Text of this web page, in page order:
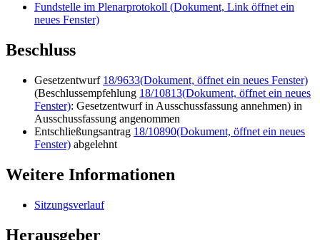
Fundstelle im Plenarprotokoll (Dokument, Link öffnet ein
neues Fenster)
Beschluss
Gesetzentwurf 18/9633(Dokument, öffnet ein neues Fenster)
(Beschlussempfehlung 18/10813(Dokument, öffnet ein neues
Fenster): Gesetzentwurf in Ausschussfassung annehmen) in
Ausschussfassung angenommen
Entschließungsantrag 18/10890(Dokument, öffnet ein neues
Fenster) abgelehnt
Weitere Informationen
Sitzungsverlauf
Herausgeber